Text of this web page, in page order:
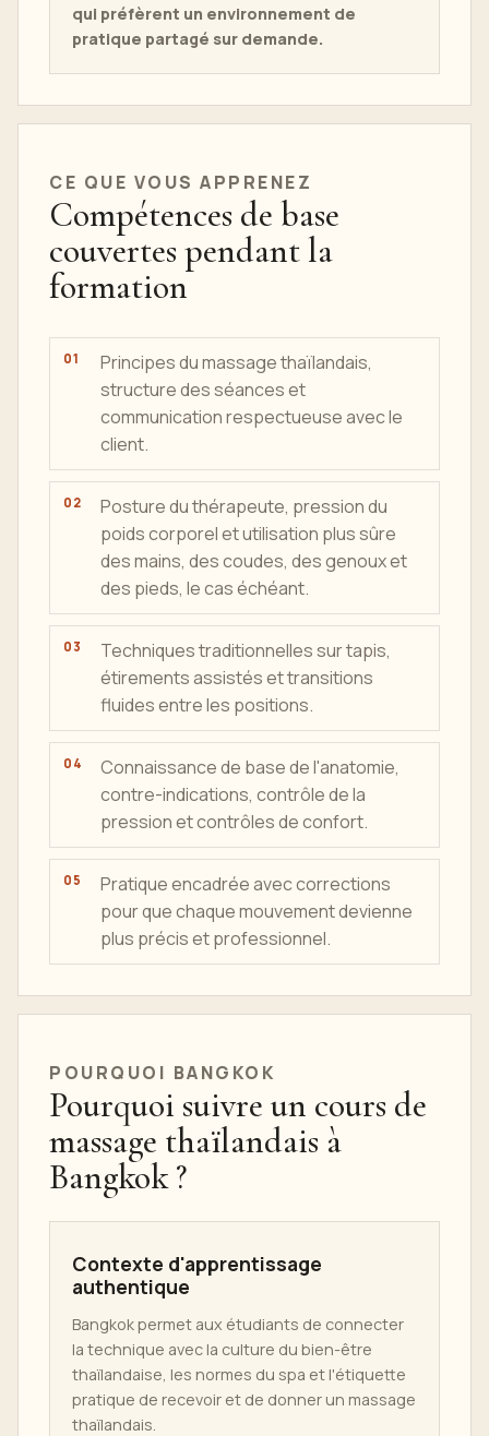
qui préfèrent un environnement de
pratique partagé sur demande.
CE QUE VOUS APPRENEZ
Compétences de base
couvertes pendant la
formation
Principes du massage thaïlandais,
structure des séances et
communication respectueuse avec le
client.
Posture du thérapeute, pression du
poids corporel et utilisation plus sûre
des mains, des coudes, des genoux et
des pieds, le cas échéant.
Techniques traditionnelles sur tapis,
étirements assistés et transitions
fluides entre les positions.
Connaissance de base de l'anatomie,
contre-indications, contrôle de la
pression et contrôles de confort.
Pratique encadrée avec corrections
pour que chaque mouvement devienne
plus précis et professionnel.
POURQUOI BANGKOK
Pourquoi suivre un cours de
massage thaïlandais à
Bangkok ?
Contexte d'apprentissage
authentique
Bangkok permet aux étudiants de connecter
la technique avec la culture du bien-être
thaïlandaise, les normes du spa et l'étiquette
pratique de recevoir et de donner un massage
thaïlandais.